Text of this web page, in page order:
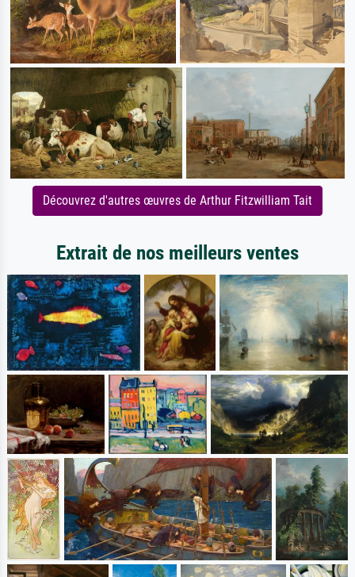
Découvrez d'autres œuvres de Arthur Fitzwilliam Tait
Extrait de nos meilleurs ventes